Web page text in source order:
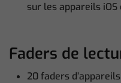
sur les appareils
Faders de
20 faders